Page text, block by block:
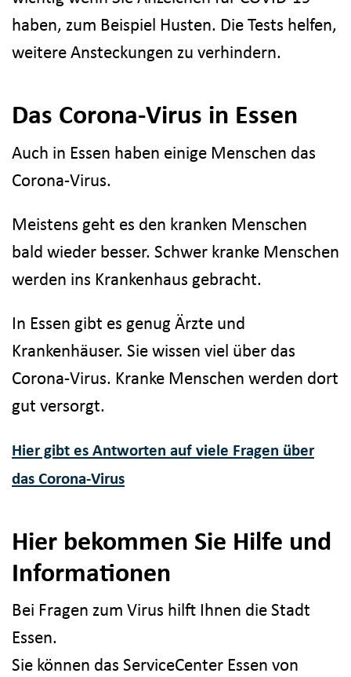
haben, zum Beispiel Husten. Die Tests helfen,
weitere Ansteckungen zu verhindern.
Das Corona-Virus in Essen
Auch in Essen haben einige Menschen das
Corona-Virus.
Meistens geht es den kranken Menschen
bald wieder besser. Schwer kranke Menschen
werden ins Krankenhaus gebracht.
In Essen gibt es genug Ärzte und
Krankenhäuser. Sie wissen viel über das
Corona-Virus. Kranke Menschen werden dort
gut versorgt.
Hier gibt es Antworten auf viele Fragen über
das Corona-Virus
Hier bekommen Sie Hilfe und
Informationen
Bei Fragen zum Virus hilft Ihnen die Stadt
Essen.
Sie können das ServiceCenter Essen von